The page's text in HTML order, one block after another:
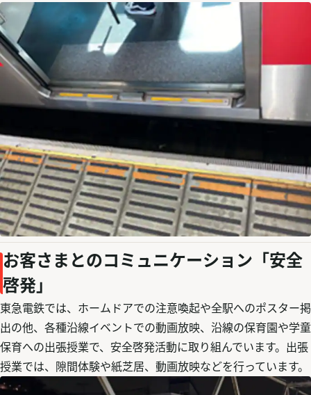
お客さまとのコミュニケーション「安全
啓発」
東急電鉄では、ホームドアでの注意喚起や全駅へのポスター掲
出の他、各種沿線イベントでの動画放映、沿線の保育園や学童
保育への出張授業で、安全啓発活動に取り組んでいます。出張
授業では、隙間体験や紙芝居、動画放映などを行っています。